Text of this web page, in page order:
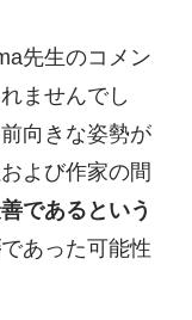
先生のコメン
ませんでし
向きな姿勢が
よび作家の間
であるという
であった可能性